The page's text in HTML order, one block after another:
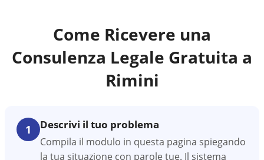
Come Ricevere una
Consulenza Legale Gratuita a
Rimini
1 Descrivi il tuo problema
Compila il modulo in questa pagina spiegando
la tua situazione con parole tue. Il sistema